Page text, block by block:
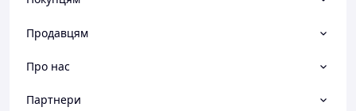
Продавцям
Про нас
Партнери